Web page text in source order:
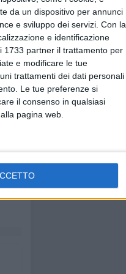
da un dispositivo per annunci
e sviluppo dei servizi. Con la
e identificazione
1733 partner il trattamento per
e modificare le tue
trattamenti dei dati personali
Le tue preferenze si
il consenso in qualsiasi
pagina web.